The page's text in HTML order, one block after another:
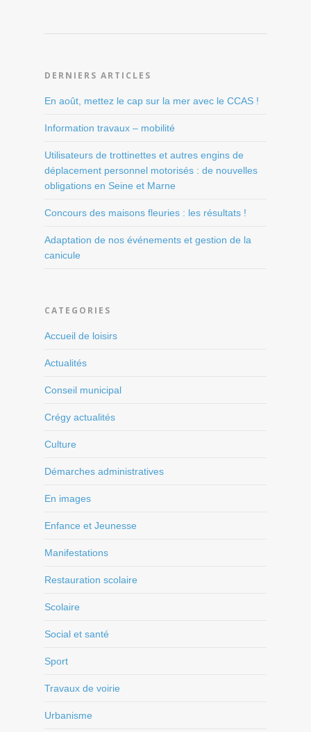
DERNIERS ARTICLES
En août, mettez le cap sur la mer avec le CCAS !
Information travaux – mobilité
Utilisateurs de trottinettes et autres engins de
déplacement personnel motorisés : de nouvelles
obligations en Seine et Marne
Concours des maisons fleuries : les résultats !
Adaptation de nos événements et gestion de la
canicule
CATEGORIES
Accueil de loisirs
Actualités
Conseil municipal
Crégy actualités
Culture
Démarches administratives
En images
Enfance et Jeunesse
Manifestations
Restauration scolaire
Scolaire
Social et santé
Sport
Travaux de voirie
Urbanisme